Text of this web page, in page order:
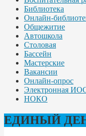
Библиотека
Онлайн-
Общежитие
Автошкола
Столовая
Бассейн
Мастерские
Вакансии
Онлайн-опрос
Электронная
НОКО
ЕДИНЫЙ